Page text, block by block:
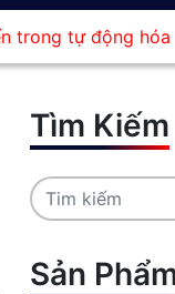
trong tự động hóa
Tìm Kiếm
Sản